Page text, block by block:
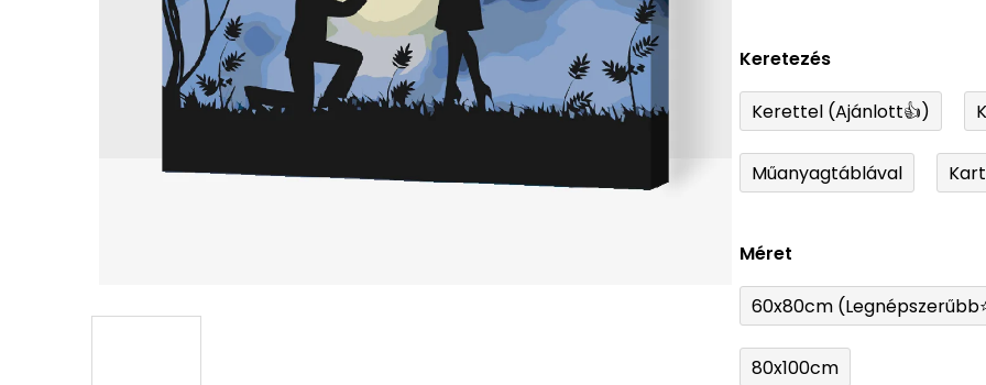
Keretezés
Kerettel (Ajánlott👍)
Műanyagtáblával
Méret
60x80cm
80x100cm